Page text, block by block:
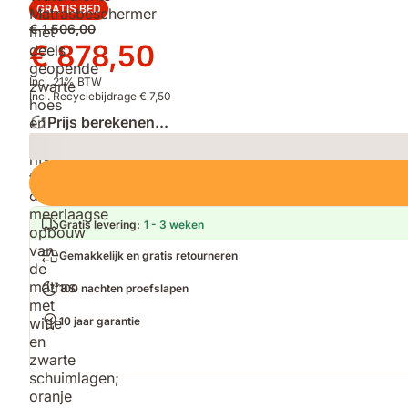
GRATIS BED
Oorspronkelijke
prijs
€ 1.506,00
€ 1.506,00
Prijs
€ 878,50
€ 878,50
Incl. 21% BTW
Incl. Recyclebijdrage € 7,50
Prijs berekenen...
Loading
Gratis levering: 1 - 3 weken
Gemakkelijk en gratis retourneren
100 nachten proefslapen
10 jaar garantie